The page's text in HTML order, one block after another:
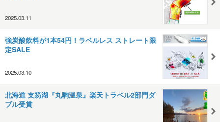
2025.03.11
強炭酸飲料が1本54円！ラベルレス ストレート限
定SALE
2025.03.10
北海道 支笏湖『丸駒温泉』楽天トラベル2部門ダ
ブル受賞